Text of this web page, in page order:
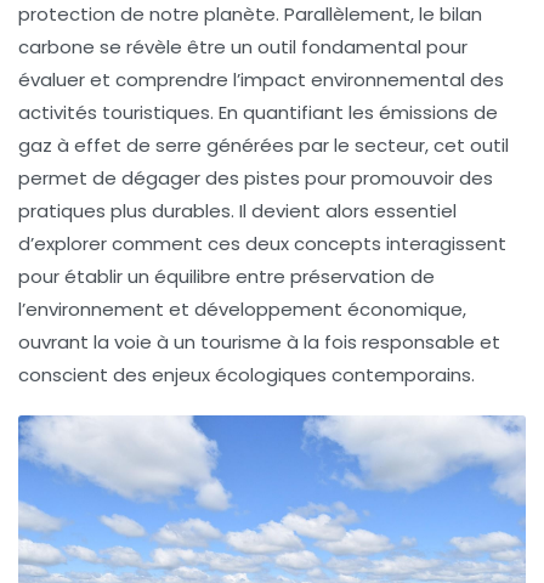
protection de notre planète. Parallèlement, le bilan
carbone se révèle être un outil fondamental pour
évaluer et comprendre l’impact environnemental des
activités touristiques. En quantifiant les émissions de
gaz à effet de serre générées par le secteur, cet outil
permet de dégager des pistes pour promouvoir des
pratiques plus durables. Il devient alors essentiel
d’explorer comment ces deux concepts interagissent
pour établir un équilibre entre préservation de
l’environnement et développement économique,
ouvrant la voie à un tourisme à la fois responsable et
conscient des enjeux écologiques contemporains.